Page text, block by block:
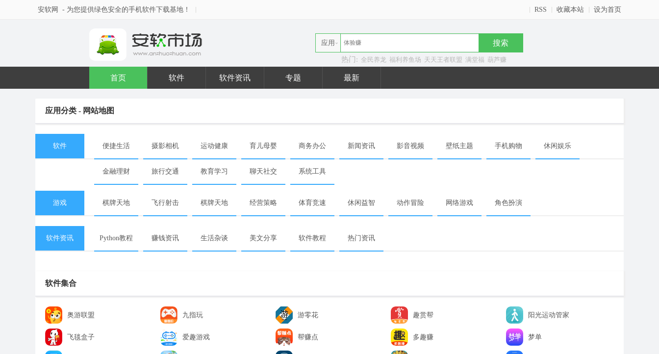
安软网 - 为您提供绿色安全的手机软件下载基地！ RSS 收藏本站 设为首页
应用
热门: 全民养龙 福利养鱼场 天天王者联盟 满堂福 葫芦赚
首页 软件 软件资讯 专题 最新
应用分类 - 网站地图
软件 便捷生活 摄影相机 运动健康 育儿母婴 商务办公 新闻资讯 影音视频 壁纸主题 手机购物 休闲娱乐
金融理财 旅行交通 教育学习 聊天社交 系统工具
游戏 棋牌天地 飞行射击 棋牌天地 经营策略 体育竞速 休闲益智 动作冒险 网络游戏 角色扮演
软件资讯 Python教程 赚钱资讯 生活杂谈 美文分享 软件教程 热门资讯
软件集合
奥游联盟 九指玩 游零花 趣赏帮 阳光运动管家
飞毯盒子 爱趣游戏 帮赚点 多趣赚 梦单